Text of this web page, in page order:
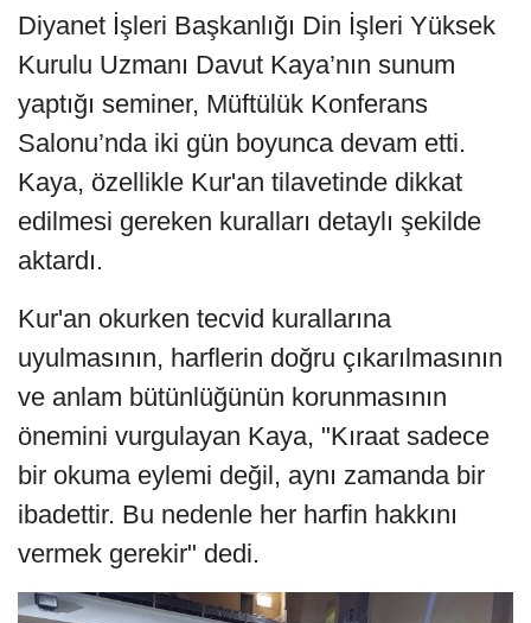
Diyanet İşleri Başkanlığı Din İşleri Yüksek
Kurulu Uzmanı Davut Kaya’nın sunum
yaptığı seminer, Müftülük Konferans
Salonu’nda iki gün boyunca devam etti.
Kaya, özellikle Kur'an tilavetinde dikkat
edilmesi gereken kuralları detaylı şekilde
aktardı.
Kur'an okurken tecvid kurallarına
uyulmasının, harflerin doğru çıkarılmasının
ve anlam bütünlüğünün korunmasının
önemini vurgulayan Kaya, "Kıraat sadece
bir okuma eylemi değil, aynı zamanda bir
ibadettir. Bu nedenle her harfin hakkını
vermek gerekir" dedi.